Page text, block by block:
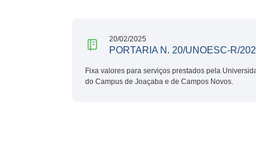
20/02/2025
PORTARIA N. 20/UNOESC-R/
Fixa valores para serviços prestados pela
do Campus de Joaçaba e de Campos Novos.